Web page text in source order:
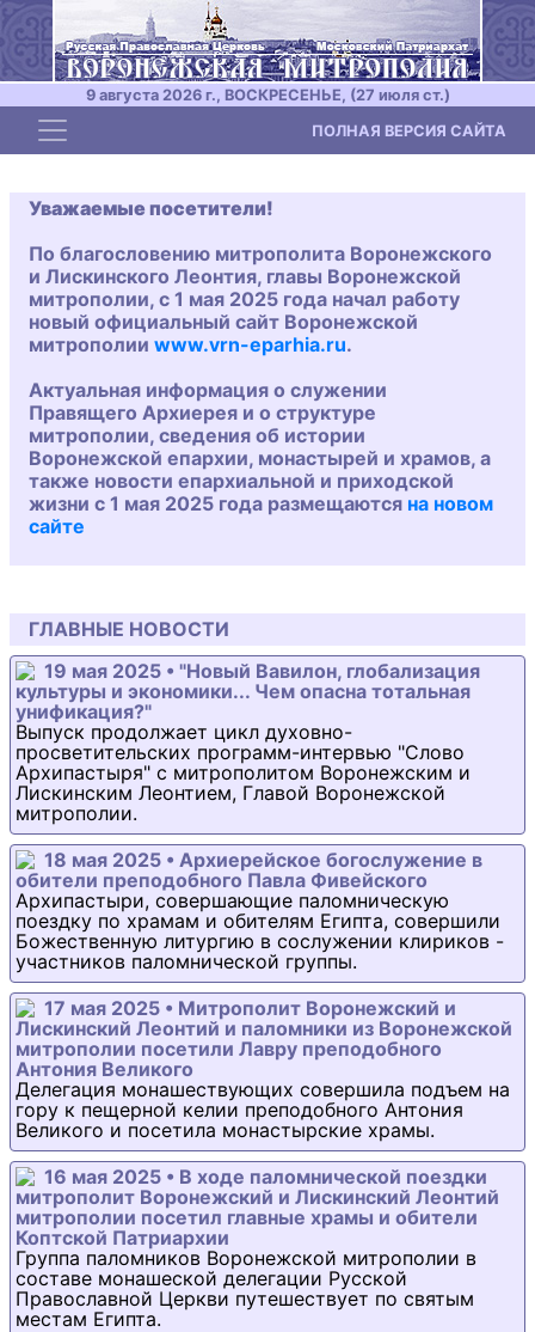
9 августа 2026 г., ВОСКРЕСЕНЬЕ, (27 июля ст.)
Toggle navigation ПОЛНАЯ ВЕРСИЯ САЙТА
Уважаемые посетители!
По благословению митрополита Воронежского
и Лискинского Леонтия, главы Воронежской
митрополии, с 1 мая 2025 года начал работу
новый официальный сайт Воронежской
митрополии www.vrn-eparhia.ru.
Актуальная информация о служении
Правящего Архиерея и о структуре
митрополии, сведения об истории
Воронежской епархии, монастырей и храмов, а
также новости епархиальной и приходской
жизни с 1 мая 2025 года размещаются на новом
сайте
ГЛАВНЫЕ НОВОСТИ
19 мая 2025 • "Новый Вавилон, глобализация
культуры и экономики... Чем опасна тотальная
унификация?"
Выпуск продолжает цикл духовно-
просветительских программ-интервью "Слово
Архипастыря" с митрополитом Воронежским и
Лискинским Леонтием, Главой Воронежской
митрополии.
18 мая 2025 • Архиерейское богослужение в
обители преподобного Павла Фивейского
Архипастыри, совершающие паломническую
поездку по храмам и обителям Египта, совершили
Божественную литургию в сослужении клириков -
участников паломнической группы.
17 мая 2025 • Митрополит Воронежский и
Лискинский Леонтий и паломники из Воронежской
митрополии посетили Лавру преподобного
Антония Великого
Делегация монашествующих совершила подъем на
гору к пещерной келии преподобного Антония
Великого и посетила монастырские храмы.
16 мая 2025 • В ходе паломнической поездки
митрополит Воронежский и Лискинский Леонтий
митрополии посетил главные храмы и обители
Коптской Патриархии
Группа паломников Воронежской митрополии в
составе монашеской делегации Русской
Православной Церкви путешествует по святым
местам Египта.